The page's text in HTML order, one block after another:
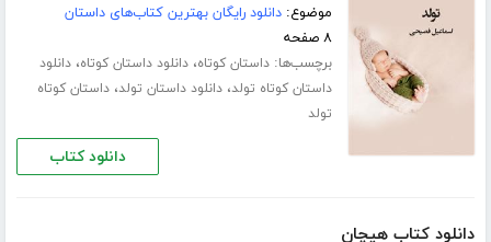
موضوع:دانلود رایگان بهترین کتاب‌های داستان
۸ صفحه
برچسب‌ها:داستان کوتاه،دانلود داستان کوتاه،دانلود
داستان کوتاه تولد،دانلود داستان تولد،داستان کوتاه
تولد
دانلود کتاب
دانلود کتاب هیچان